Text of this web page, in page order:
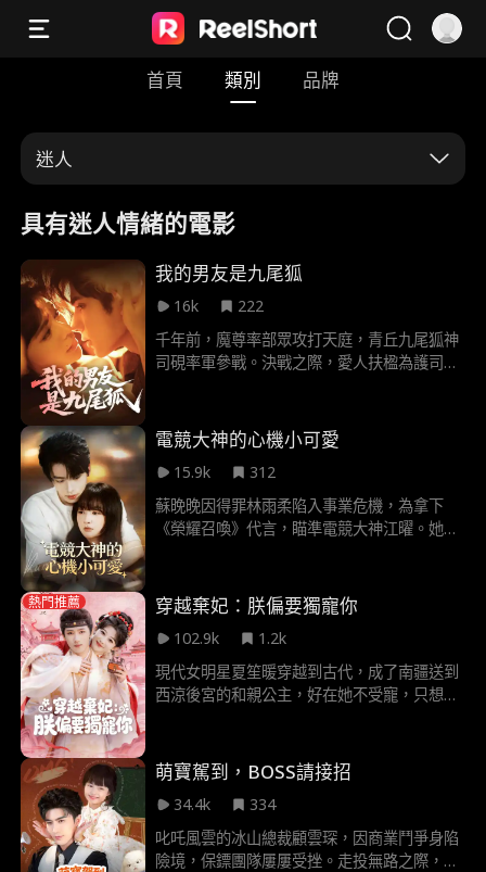
首頁 類別 品牌
迷人
具有迷人情緒的電影
我的男友是九尾狐
16k
222
千年前，魔尊率部眾攻打天庭，青丘九尾狐神
司硯率軍參戰。決戰之際，愛人扶楹為護司硯
因殺孽太重被天道貶入凡間。千年後，大學生
蘇枕月幼年車禍，父母失蹤，她被一位“九尾狐
神”所救。她憑藉一枚九尾狐許願幣不斷追尋真
相，偶然結識了盛世集團總裁司硯——他與當
年狐神容貌一致。司硯也在尋找轉世的愛人扶
電競大神的心機小可愛
15.9k
312
蘇晚晚因得罪林雨柔陷入事業危機，為拿下
《榮耀召喚》代言，瞄準電競大神江曜。她故
拉近關係。林雨柔多次陷害蘇晚晚，均被蘇晚
晚與江曜聯手化解。江曜弟弟江亦白因嫉妒，
勾結林雨柔謀奪江家產業，最終陰謀敗露。蘇
晚晚在江曜指導下進步顯著，表演賽上擊敗林
雨柔奪得代言。江曜帶領ALG戰隊拿下世界冠
熱門推薦 穿越棄妃：朕偏要獨寵你
102.9k
1.2k
現代女明星夏笙暖穿越到古代，成了南疆送到
西涼後宮的和親公主，好在她不受寵，只想躺
帝一眼識破，想方設法揭她老底。此後皇帝接
連因她聰慧又特立獨行的行事風格關注她，在
一次次懲刁妃、救太后、賣靈藥的陰謀事件
中，不知不覺情根深種，最終為她遣散後宮！
萌寶駕到，BOSS請接招
34.4k
334
叱吒風雲的冰山總裁顧雲琛，因商業鬥爭身陷
險境，保鏢團隊屢屢受挫。走投無路之際，他